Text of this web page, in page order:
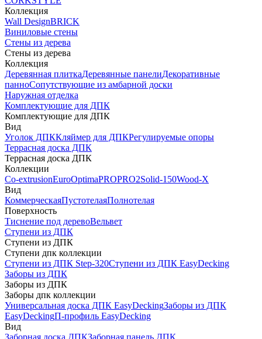
Коллекция
Wall DesignBRICK
Виниловые стены
Стены из дерева
Стены из дерева
Коллекция
Деревянная плиткаДеревянные панелиДекоративные
панноСопутствующие из амбарной доски
Наружная отделка
Комплектующие для ДПК
Комплектующие для ДПК
Вид
Уголок ДПККляймер для ДПКРегулируемые опоры
Террасная доска ДПК
Террасная доска ДПК
Коллекции
Co-extrusionEuroOptimaPROPRO2Solid-150Wood-X
Вид
КоммерческаяПустотелаяПолнотелая
Поверхность
Тиснение под деревоВельвет
Ступени из ДПК
Ступени из ДПК
Ступени дпк коллекции
Ступени из ДПК Step-320Ступени из ДПК EasyDecking
Заборы из ДПК
Заборы из ДПК
Заборы дпк коллекции
Универсальная доска ДПК EasyDeckingЗаборы из ДПК
EasyDeckingП-профиль EasyDecking
Вид
Заборная доска ДПКЗаборная панель ДПК